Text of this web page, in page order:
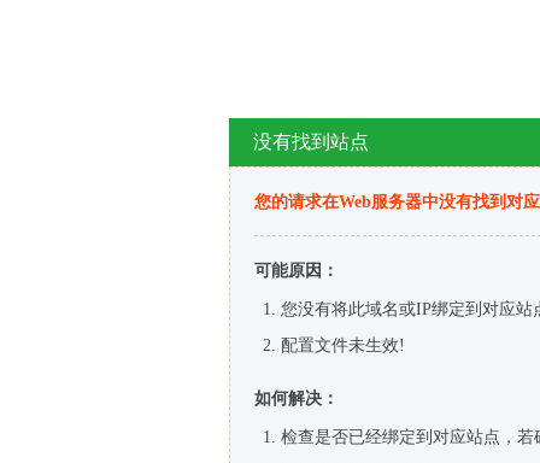
没有找到站点
您的请求在Web服务器中没有找到对
可能原因：
您没有将此域名或IP绑定到对应站
配置文件未生效!
如何解决：
检查是否已经绑定到对应站点，